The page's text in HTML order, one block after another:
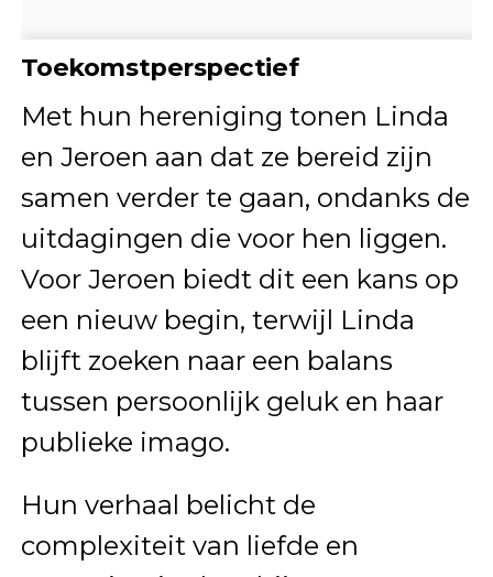
Toekomstperspectief
Met hun hereniging tonen Linda
en Jeroen aan dat ze bereid zijn
samen verder te gaan, ondanks de
uitdagingen die voor hen liggen.
Voor Jeroen biedt dit een kans op
een nieuw begin, terwijl Linda
blijft zoeken naar een balans
tussen persoonlijk geluk en haar
publieke imago.
Hun verhaal belicht de
complexiteit van liefde en